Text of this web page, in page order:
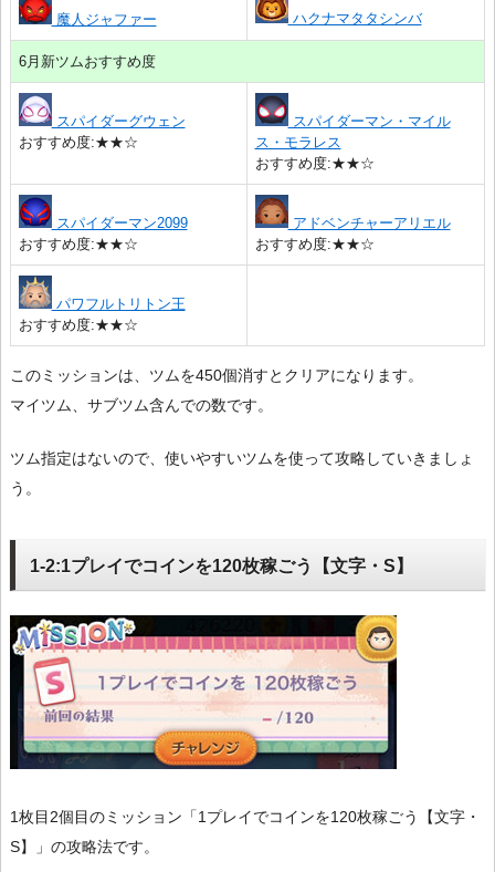
魔人ジャファー ハクナマタタシンバ
6月新ツムおすすめ度
スパイダーグウェン
おすすめ度:★★☆
スパイダーマン・マイル
ス・モラレス
おすすめ度:★★☆
スパイダーマン2099
おすすめ度:★★☆
アドベンチャーアリエル
おすすめ度:★★☆
パワフルトリトン王
おすすめ度:★★☆
このミッションは、ツムを450個消すとクリアになります。
マイツム、サブツム含んでの数です。
ツム指定はないので、使いやすいツムを使って攻略していきましょ
う。
1-2:1プレイでコインを120枚稼ごう【文字・S】
1枚目2個目のミッション「1プレイでコインを120枚稼ごう【文字・
S】」の攻略法です。